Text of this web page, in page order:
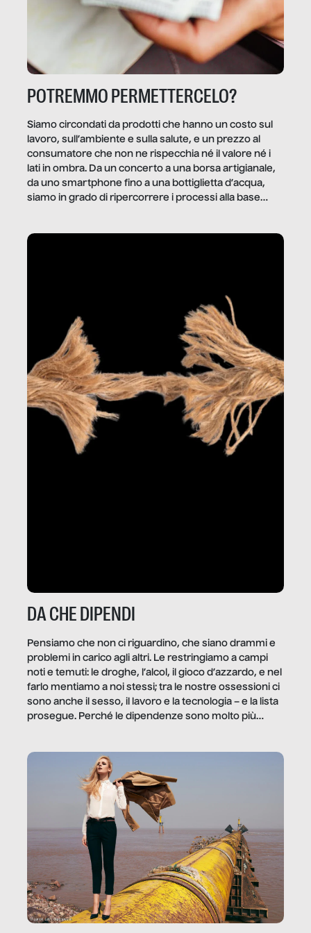
POTREMMO PERMETTERCELO?
Siamo circondati da prodotti che hanno un costo sul
lavoro, sull’ambiente e sulla salute, e un prezzo al
consumatore che non ne rispecchia né il valore né i
lati in ombra. Da un concerto a una borsa artigianale,
da uno smartphone fino a una bottiglietta d’acqua,
siamo in grado di ripercorrere i processi alla base
dietro gli oggetti e i servizi che fanno la nostra vita
DA CHE DIPENDI
Pensiamo che non ci riguardino, che siano drammi e
problemi in carico agli altri. Le restringiamo a campi
noti e temuti: le droghe, l’alcol, il gioco d’azzardo, e nel
farlo mentiamo a noi stessi; tra le nostre ossessioni ci
sono anche il sesso, il lavoro e la tecnologia – e la lista
prosegue. Perché le dipendenze sono molto più
trae un guadagno. In questo reportage vediamo
quale e come.